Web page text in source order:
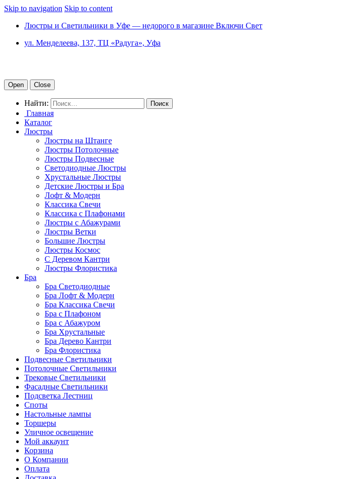
Skip to navigation Skip to content
Люстры и Светильники в Уфе — недорого в магазине Включи Свет
ул. Менделеева, 137, ТЦ «Радуга», Уфа
Open Close
Найти:
Главная
Каталог
Люстры
Люстры на Штанге
Люстры Потолочные
Люстры Подвесные
Светодиодные Люстры
Хрустальные Люстры
Детские Люстры и Бра
Лофт & Модерн
Классика Свечи
Классика с Плафонами
Люстры с Абажурами
Люстры Ветки
Большие Люстры
Люстры Космос
С Деревом Кантри
Люстры Флористика
Бра
Бра Светодиодные
Бра Лофт & Модерн
Бра Классика Свечи
Бра с Плафоном
Бра с Абажуром
Бра Хрустальные
Бра Дерево Кантри
Бра Флористика
Подвесные Светильники
Потолочные Светильники
Трековые Светильники
Фасадные Светильники
Подсветка Лестниц
Споты
Настольные лампы
Торшеры
Уличное освещение
Мой аккаунт
Корзина
О Компании
Оплата